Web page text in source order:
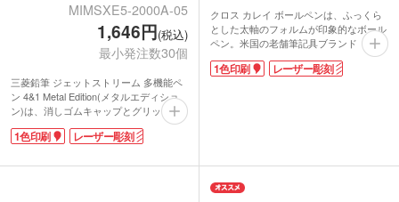
MIMSXE5-2000A-05
1,646円(税込)
最小発注数30個
三菱鉛筆 ジェットストリーム 多機能ペ
ン 4&1 Metal Edition(メタルエディショ
ン)は、消しゴムキャップとグリップ部
分にアルミ素材を採用。滑り止めの役割
があるローレット加工を施すことで、握
心地でジェットストリームインクとの相
1色印刷 レーザー彫刻
クロス カレイ ボールペンは、ふっくら
とした太軸のフォルムが印象的なボール
ペン。米国の老舗筆記具ブランド「クロ
ス」の製品で、クリップ上部にはさりげ
なくブランド名が刻印されています。重
カラーはビジネスシーンでも使えるベー
シックなものから、パッと目を惹く鮮や
1色印刷 レーザー彫刻